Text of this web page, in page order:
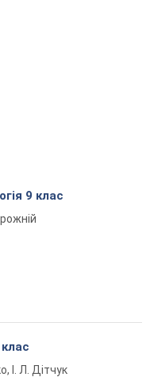
9 клас
І. Л. Дітчук